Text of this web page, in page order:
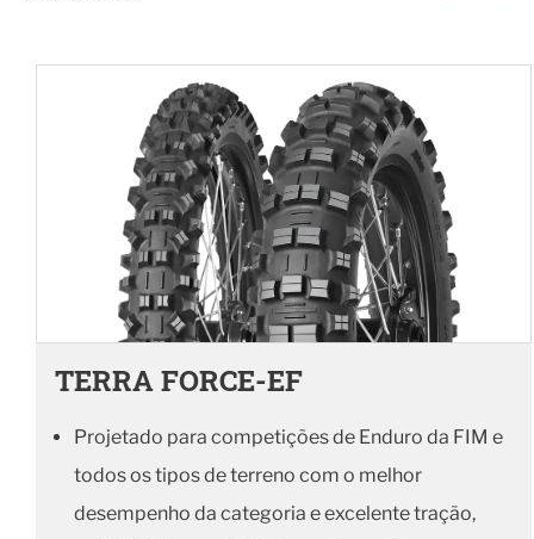
TERRA FORCE-EF
Projetado para competições de Enduro da FIM e
todos os tipos de terreno com o melhor
desempenho da categoria e excelente tração,